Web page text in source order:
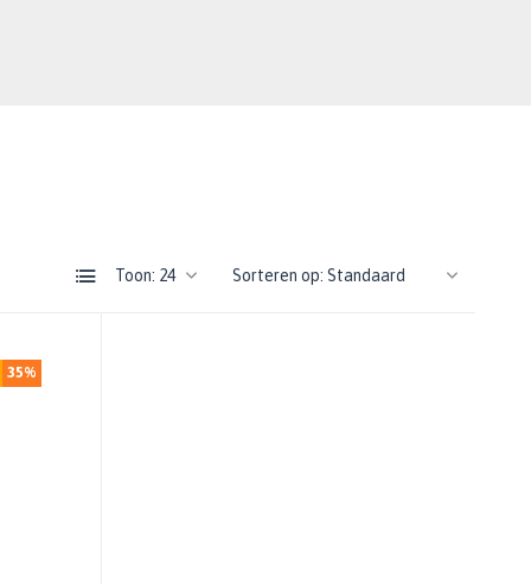
Toon: Sorteren op:
35%